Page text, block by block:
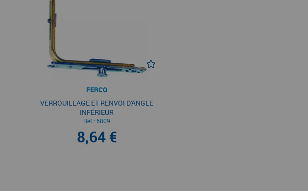
FERCO
VERROUILLAGE ET RENVOI D'ANGLE
INFÉRIEUR
Ref : 6809
8,64 €